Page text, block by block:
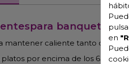
banquetes y
mantener caliente tanto
por encima de los 65 ºC.
en